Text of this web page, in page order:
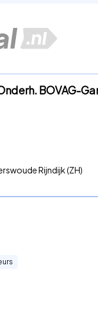
BOVAG-
Rijndijk (ZH)